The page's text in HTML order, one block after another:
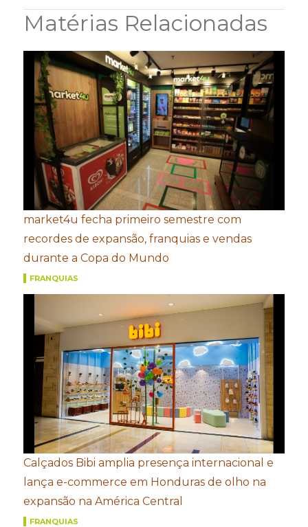
Matérias Relacionadas
market4u fecha primeiro semestre com
recordes de expansão, franquias e vendas
durante a Copa do Mundo
FRANQUIAS
Calçados Bibi amplia presença internacional e
lança e-commerce em Honduras de olho na
expansão na América Central
FRANQUIAS